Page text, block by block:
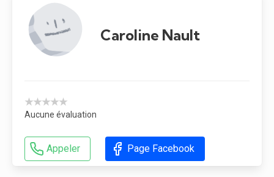
Caroline Nault
★★★★★
Aucune évaluation
Appeler Page Facebook